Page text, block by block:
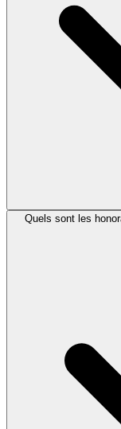
Quels sont les